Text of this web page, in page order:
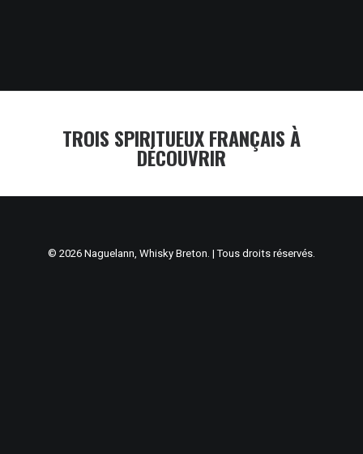
TROIS SPIRITUEUX FRANÇAIS À
DÉCOUVRIR
© 2026 Naguelann, Whisky Breton. | Tous droits réservés.